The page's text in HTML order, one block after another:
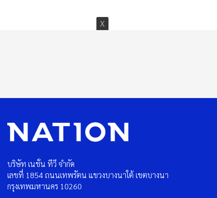
บริษัท เนชั่น ทีวี จำกัด
เลขที่ 1854 ถนนเทพรัตน แขวงบางนาใต้ เขตบางนา
กรุงเทพมหานคร 10260